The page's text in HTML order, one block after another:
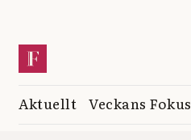
Aktuellt Veckans Fokus